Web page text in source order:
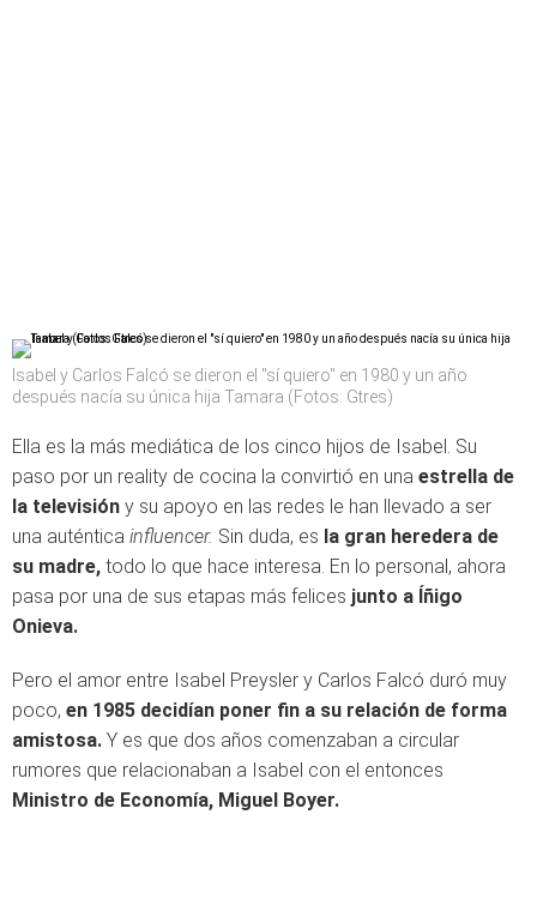
Isabel y Carlos Falcó se dieron el "sí quiero" en 1980 y un año
después nacía su única hija Tamara (Fotos: Gtres)
Ella es la más mediática de los cinco hijos de Isabel. Su
paso por un reality de cocina la convirtió en una estrella de
la televisión y su apoyo en las redes le han llevado a ser
una auténtica influencer. Sin duda, es la gran heredera de
su madre, todo lo que hace interesa. En lo personal, ahora
pasa por una de sus etapas más felices junto a Íñigo
Onieva.
Pero el amor entre Isabel Preysler y Carlos Falcó duró muy
poco, en 1985 decidían poner fin a su relación de forma
amistosa. Y es que dos años comenzaban a circular
rumores que relacionaban a Isabel con el entonces
Ministro de Economía, Miguel Boyer.